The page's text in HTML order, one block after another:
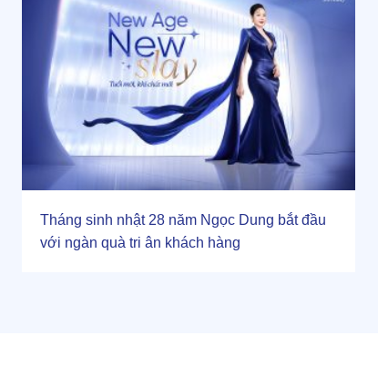
Tháng sinh nhật 28 năm Ngọc Dung bắt đầu
với ngàn quà tri ân khách hàng